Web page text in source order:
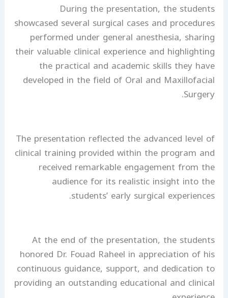
During the presentation, the students
showcased several surgical cases and procedures
performed under general anesthesia, sharing
their valuable clinical experience and highlighting
the practical and academic skills they have
developed in the field of Oral and Maxillofacial
Surgery.
The presentation reflected the advanced level of
clinical training provided within the program and
received remarkable engagement from the
audience for its realistic insight into the
students’ early surgical experiences.
At the end of the presentation, the students
honored Dr. Fouad Raheel in appreciation of his
continuous guidance, support, and dedication to
providing an outstanding educational and clinical